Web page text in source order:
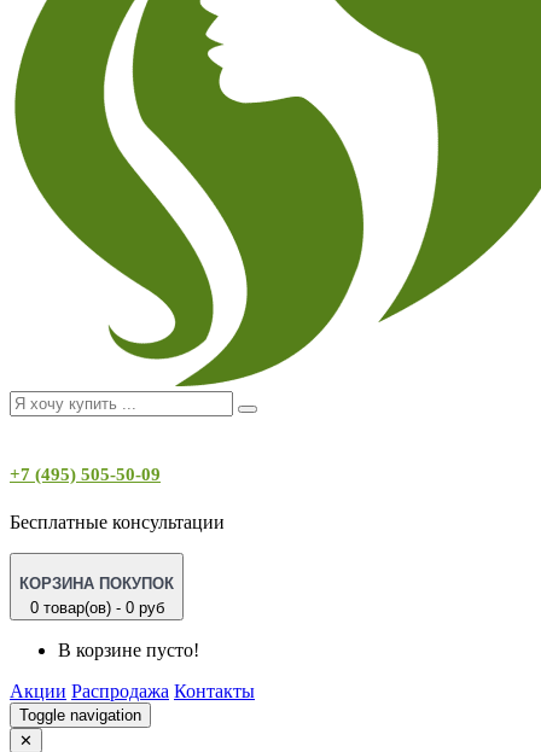
+7 (495) 505-50-09
Бесплатные консультации
КОРЗИНА ПОКУПОК
0 товар(ов) - 0 руб
В корзине пусто!
Акции Распродажа Контакты
Toggle navigation
✕